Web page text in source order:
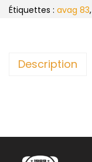
Étiquettes : avag 83,
Description